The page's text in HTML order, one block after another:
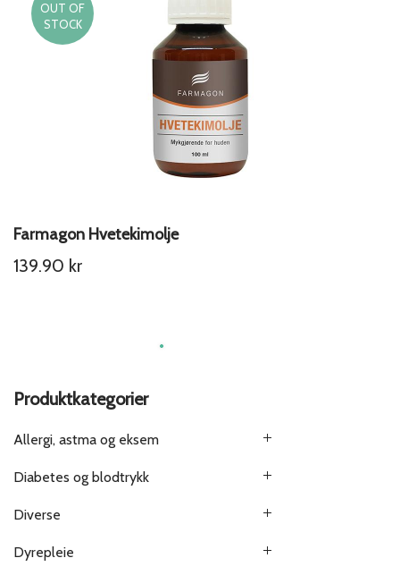
OUT OF
STOCK
Farmagon Hvetekimolje
139.90 kr
Produktkategorier
Allergi, astma og eksem
Diabetes og blodtrykk
Diverse
Dyrepleie